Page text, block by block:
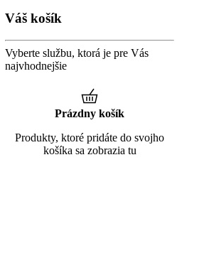
Váš košík
Vyberte službu, ktorá je pre Vás
najvhodnejšie
Prázdny košík
Produkty, ktoré pridáte do svojho
košíka sa zobrazia tu